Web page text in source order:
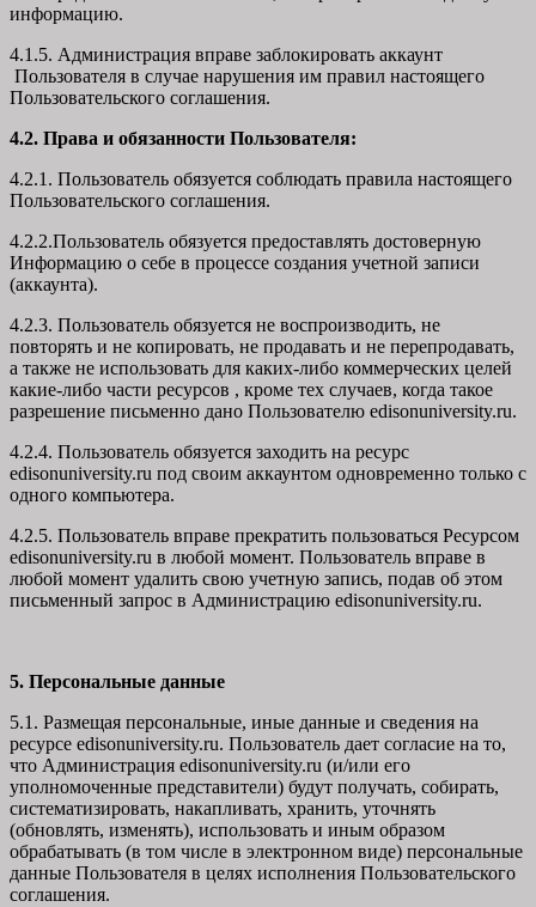
информацию.
4.1.5. Администрация вправе заблокировать аккаунт
Пользователя в случае нарушения им правил настоящего
Пользовательского соглашения.
4.2. Права и обязанности Пользователя:
4.2.1. Пользователь обязуется соблюдать правила настоящего
Пользовательского соглашения.
4.2.2.Пользователь обязуется предоставлять достоверную
Информацию о себе в процессе создания учетной записи
(аккаунта).
4.2.3. Пользователь обязуется не воспроизводить, не
повторять и не копировать, не продавать и не перепродавать,
а также не использовать для каких-либо коммерческих целей
какие-либо части ресурсов , кроме тех случаев, когда такое
разрешение письменно дано Пользователю edisonuniversity.ru.
4.2.4. Пользователь обязуется заходить на ресурс
edisonuniversity.ru под своим аккаунтом одновременно только с
одного компьютера.
4.2.5. Пользователь вправе прекратить пользоваться Ресурсом
edisonuniversity.ru в любой момент. Пользователь вправе в
любой момент удалить свою учетную запись, подав об этом
письменный запрос в Администрацию edisonuniversity.ru.
5. Персональные данные
5.1. Размещая персональные, иные данные и сведения на
ресурсе edisonuniversity.ru. Пользователь дает согласие на то,
что Администрация edisonuniversity.ru (и/или его
уполномоченные представители) будут получать, собирать,
систематизировать, накапливать, хранить, уточнять
(обновлять, изменять), использовать и иным образом
обрабатывать (в том числе в электронном виде) персональные
данные Пользователя в целях исполнения Пользовательского
соглашения.